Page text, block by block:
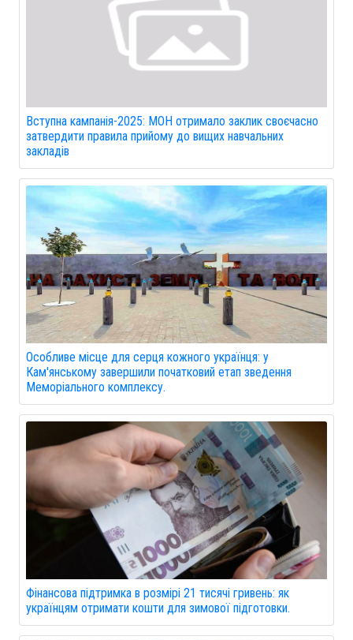
Вступна кампанія-2025: МОН отримало заклик своєчасно
затвердити правила прийому до вищих навчальних
закладів
Особливе місце для серця кожного українця: у
Кам'янському завершили початковий етап зведення
Меморіального комплексу.
Фінансова підтримка в розмірі 21 тисячі гривень: як
українцям отримати кошти для зимової підготовки.